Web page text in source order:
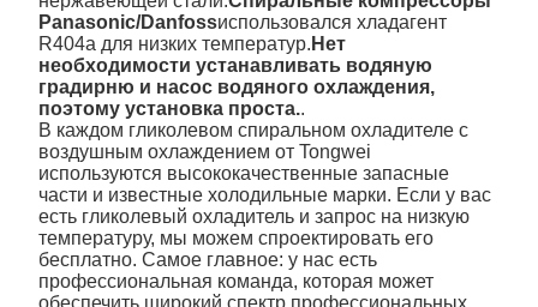
Panasonic/Danfossиспользовался хладагент
R404a для низких температур. Нет
необходимости устанавливать водяную
градирню и насос водяного охлаждения,
поэтому установка проста..
В каждом гликолевом спиральном охладителе с
воздушным охлаждением от Tongwei
используются высококачественные запасные
части и известные холодильные марки. Если у вас
есть гликолевый охладитель и запрос на низкую
температуру, мы можем спроектировать его
бесплатно. Самое главное: у нас есть
профессиональная команда, которая может